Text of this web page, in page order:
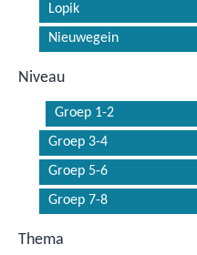
Lopik
Nieuwegein
Niveau
Groep 1-2
Groep 3-4
Groep 5-6
Groep 7-8
Thema